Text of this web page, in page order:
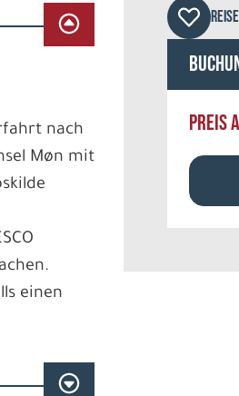
nach
Møn mit
einen
PREIS